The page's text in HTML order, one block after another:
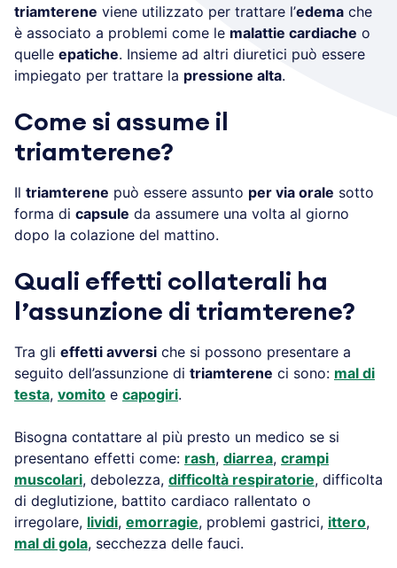
triamterene viene utilizzato per trattare l’edema che
è associato a problemi come le malattie cardiache o
quelle epatiche. Insieme ad altri diuretici può essere
impiegato per trattare la pressione alta.
Come si assume il
triamterene?
Il triamterene può essere assunto per via orale sotto
forma di capsule da assumere una volta al giorno
dopo la colazione del mattino.
Quali effetti collaterali ha
l’assunzione di triamterene?
Tra gli effetti avversi che si possono presentare a
seguito dell’assunzione di triamterene ci sono: mal di
testa, vomito e capogiri.
Bisogna contattare al più presto un medico se si
presentano effetti come: rash, diarrea, crampi
muscolari, debolezza, difficoltà respiratorie, difficolta
di deglutizione, battito cardiaco rallentato o
irregolare, lividi, emorragie, problemi gastrici, ittero,
mal di gola, secchezza delle fauci.